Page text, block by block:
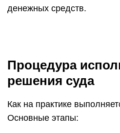
денежных средств.
Процедура
решения суда
Как на практике
Основные этапы: